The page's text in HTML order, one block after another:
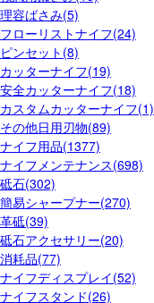
理容ばさみ(5)
フローリストナイフ(24)
ピンセット(8)
カッターナイフ(19)
安全カッターナイフ(18)
カスタムカッターナイフ(1)
その他日用刃物(89)
ナイフ用品(1377)
ナイフメンテナンス(698)
砥石(302)
簡易シャープナー(270)
革砥(39)
砥石アクセサリー(20)
消耗品(77)
ナイフディスプレイ(52)
ナイフスタンド(26)